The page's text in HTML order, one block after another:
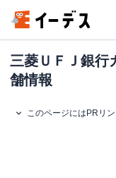
三菱ＵＦＪ銀行
舗情報
このページにはPRリ